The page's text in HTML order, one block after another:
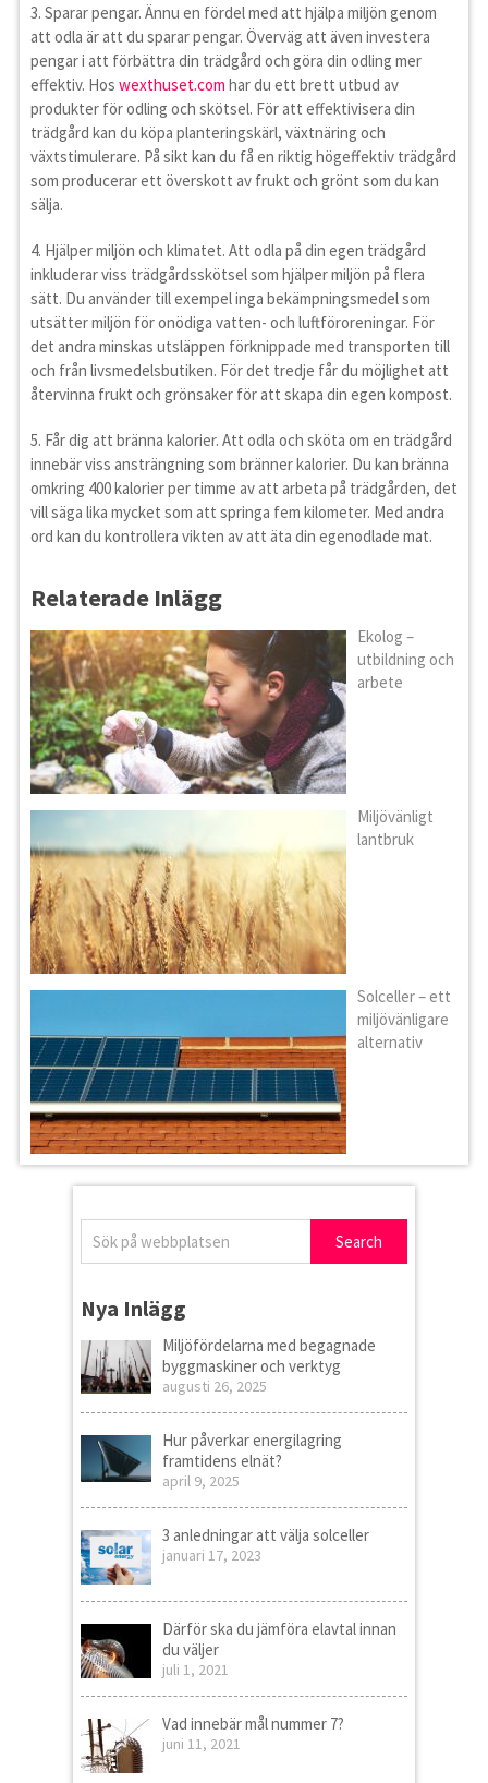
3. Sparar pengar. Ännu en fördel med att hjälpa miljön genom
att odla är att du sparar pengar. Överväg att även investera
pengar i att förbättra din trädgård och göra din odling mer
effektiv. Hos wexthuset.com har du ett brett utbud av
produkter för odling och skötsel. För att effektivisera din
trädgård kan du köpa planteringskärl, växtnäring och
växtstimulerare. På sikt kan du få en riktig högeffektiv trädgård
som producerar ett överskott av frukt och grönt som du kan
sälja.
4. Hjälper miljön och klimatet. Att odla på din egen trädgård
inkluderar viss trädgårdsskötsel som hjälper miljön på flera
sätt. Du använder till exempel inga bekämpningsmedel som
utsätter miljön för onödiga vatten- och luftföroreningar. För
det andra minskas utsläppen förknippade med transporten till
och från livsmedelsbutiken. För det tredje får du möjlighet att
återvinna frukt och grönsaker för att skapa din egen kompost.
5. Får dig att bränna kalorier. Att odla och sköta om en trädgård
innebär viss ansträngning som bränner kalorier. Du kan bränna
omkring 400 kalorier per timme av att arbeta på trädgården, det
vill säga lika mycket som att springa fem kilometer. Med andra
ord kan du kontrollera vikten av att äta din egenodlade mat.
Relaterade Inlägg
Ekolog –
utbildning och
arbete
Miljövänligt
lantbruk
Solceller – ett
miljövänligare
alternativ
Nya Inlägg
Miljöfördelarna med begagnade
byggmaskiner och verktyg
augusti 26, 2025
Hur påverkar energilagring
framtidens elnät?
april 9, 2025
3 anledningar att välja solceller
januari 17, 2023
Därför ska du jämföra elavtal innan
du väljer
juli 1, 2021
Vad innebär mål nummer 7?
juni 11, 2021